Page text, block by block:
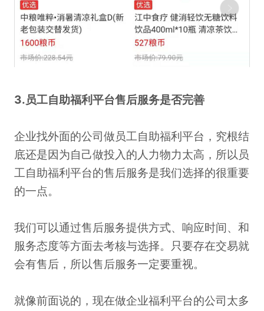
3.员工自助福利平台售后服务是否完善
企业找外面的公司做员工自助福利平台，究根结
底还是因为自己做投入的人力物力太高，所以员
工自助福利平台的售后服务是我们选择的很重要
的一点。
我们可以通过售后服务提供方式、响应时间、和
服务态度等方面去考核与选择。只要存在交易就
会有售后，所以售后服务一定要重视。
就像前面说的，现在做企业福利平台的公司太多